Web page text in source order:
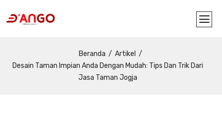
Beranda
Artikel
Desain Taman Impian Anda Dengan Mudah: Tips Dan Trik Dari
Jasa Taman Jogja